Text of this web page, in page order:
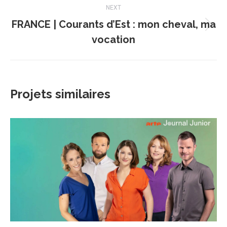
NEXT
Projets
similaires
FRANCE | Courants d’Est : mon cheval, ma
vocation
Projets similaires